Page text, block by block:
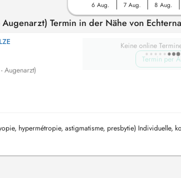
6 Aug. 7 Aug. 8 Aug.
Termin in der Nähe von
Augenarzt)
Keine online
Termin per
hypermétropie, astigmatisme, presbytie) Individuelle,